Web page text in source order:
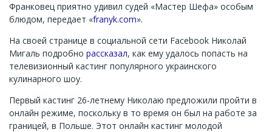
Франковец приятно удивил судей «Мастер Шефа» особым
блюдом, передает «franyk.com».
На своей странице в социальной сети Facebook Николай
Мигаль подробно рассказал, как ему удалось попасть на
телевизионный кастинг популярного украинского
кулинарного шоу.
Первый кастинг 26-летнему Николаю предложили пройти в
онлайн режиме, поскольку в то время он был на работе за
границей, в Польше. Этот онлайн кастинг молодой